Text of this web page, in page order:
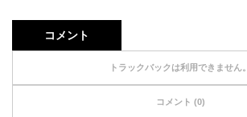
コメント
トラックバックは利用できません。
コメント (0)